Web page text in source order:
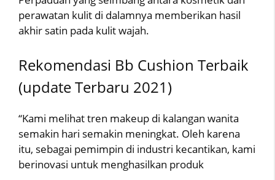
perawatan kulit di dalamnya memberikan hasil
akhir satin pada kulit wajah.
Rekomendasi Bb Cushion Terbaik
(update Terbaru 2021)
“Kami melihat tren makeup di kalangan wanita
semakin hari semakin meningkat. Oleh karena
itu, sebagai pemimpin di industri kecantikan, kami
berinovasi untuk menghasilkan produk